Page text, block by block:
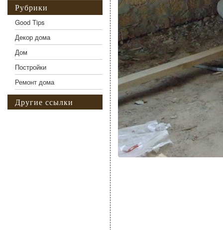
Рубрики
Good Tips
Декор дома
Дом
Постройки
Ремонт дома
Другие ссылки